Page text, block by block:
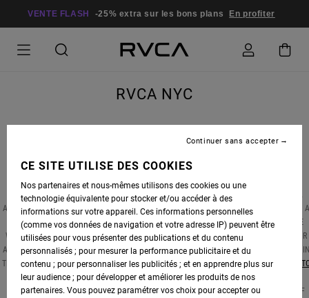
VENTE FLASH -25% extra sur les bons plans En profiter
RVCA NYC
RVCA IS HEADED TO NEW YORK CITY FROM AUGUST 21–27, BRINGING A NUMBER OF
EVENTS CENTERED AROUND THE “
NOW & THEN: A DECADE OF BEAUTIFUL LOSERS
EXHIBITION LEAD BY RVCA ADVOCATE & LONG TIME FRIEND AARON ROSE. RVCA WILL
ALSO HOST EVENTS AT KCDC, PILGRIM, THE DOGPOUND GYM, OVERTHROW BOXING AND A
NUMBER OF OTHER VENUES, TO CELEBRATE THE VARIOUS PILLARS OF THE BRAND. WE
WILL ALSO HAVE A SPECIAL COLLECTION LAUNCH WITH SMITH STREET TATTOO PARLOR
AND A WOMEN’S BRUNCH HEADLINED BY MUSICIAN AND RVCA ADVOCATE LILY MEOLA.
THE PAST, RVCA HAS TAKEN THE BRAND ROADSHOW TO PLACES LIKEAUSTRALIA
RICOAND ANNUALLY, TO HAWAII AS PART OF THERVCALOHACAMPAIGN. PLEASE
FOLLOW THE TRAVELS OF THE RVCA ADVOCATES AND BEHIND THE SCENE FOOTAGE OF
CE SITE UTILISE DES COOKIES
Nos partenaires et nous-mêmes utilisons des cookies ou une
technologie équivalente pour stocker et/ou accéder à des
informations sur votre appareil. Ces informations personnelles
(comme vos données de navigation et votre adresse IP) peuvent être
utilisées pour vous présenter des publications et du contenu
personnalisés ; pour mesurer la performance publicitaire et du
contenu ; pour personnaliser les publicités ; et en apprendre plus sur
leur audience ; pour développer et améliorer les produits de nos
partenaires. Vous pouvez paramétrer vos choix pour accepter ou
Continuer sans accepter